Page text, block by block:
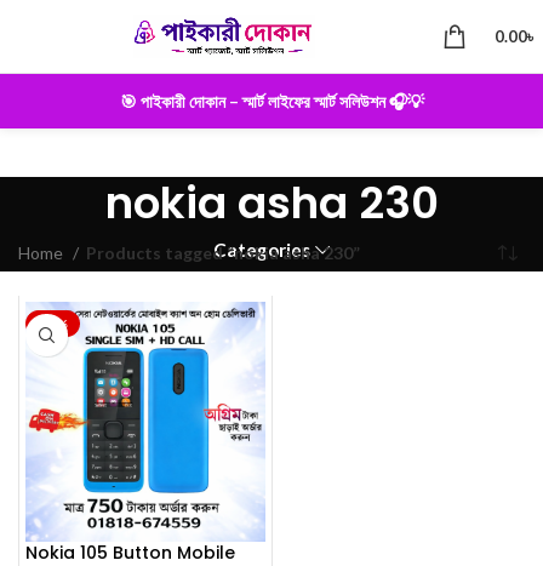
0.00৳
🎯 পাইকারী দোকান – স্মার্ট লাইফের স্মার্ট সলিউশন 🎧💡
nokia asha 230
Categories
Home Products tagged “nokia asha 230”
-25%
Nokia 105 Button Mobile